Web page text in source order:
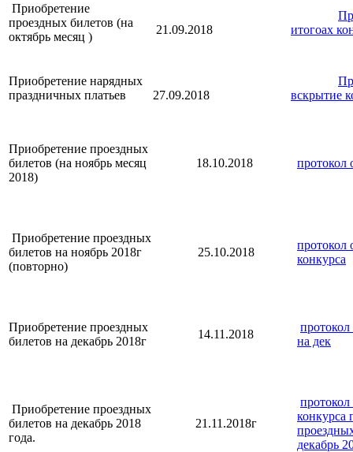
Приобретение
проездных билетов (на
октябрь месяц )
21.09.2018
итогоах
Приобретение нарядных
праздничных платьев
27.09.2018
вскрытие
Приобретение проездных
билетов (на ноябрь месяц
2018)
18.10.2018 протокол
Приобретение проездных
билетов на ноябрь 2018г
(повторно)
25.10.2018
протокол
конкурса
Приобретение проездных
билетов на декабрь 2018г
14.11.2018
протокол
на дек
Приобретение проездных
билетов на декабрь 2018
года.
21.11.2018г
протокол
конкурса
декабрь